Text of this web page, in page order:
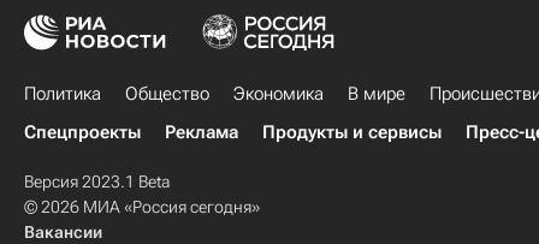
Политика Общество Экономика В мире
Спецпроекты
Реклама Продукты и сервисы Пресс-
Версия 2023.1 Beta
© 2026 МИА «Россия сегодня»
Вакансии